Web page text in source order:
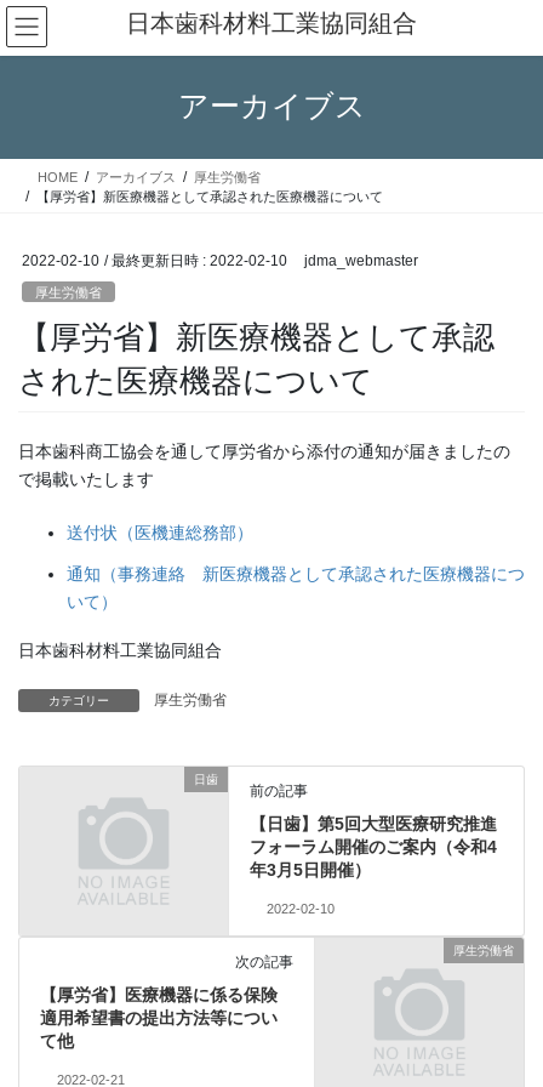
コ
ン
テ
ス
ナ
ビ
ゲ
ン
日本歯科材料工業協同組合
アーカイブス
HOME アーカイブス
厚生労働省
【厚労省】新医療機器として承認された医療機器について
2022-02-10 / 最終更新日時 : 2022-02-10 jdma_webmaster
厚生労働省
【厚労省】新医療機器として承認
された医療機器について
日本歯科商工協会を通して厚労省から添付の通知が届きましたの
で掲載いたします
送付状（医機連総務部）
通知（事務連絡 新医療機器として承認された医療機器につ
いて）
日本歯科材料工業協同組合
カテゴリー 厚生労働省
日歯
前の記事
【日歯】第5回大型医療研究推進
フォーラム開催のご案内（令和4
年3月5日開催）
2022-02-10
厚生労働省
次の記事
【厚労省】医療機器に係る保険
適用希望書の提出方法等につい
て他
2022-02-21